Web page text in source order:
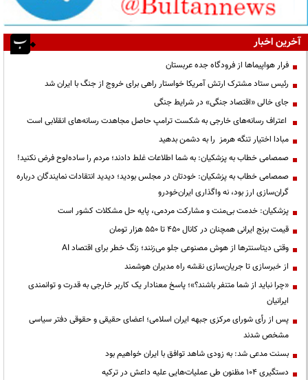
آخرین اخبار
فرار هواپیماها از فرودگاه جده عربستان
رئیس ستاد مشترک ارتش آمریکا خواستار راهی برای خروج از جنگ با ایران شد
جای خالی «اقتصاد جنگی» در شرایط جنگی
اعتراف رسانه‌های خارجی به شکست ترامپ حاصل مجاهدت رسانه‌های انقلابی است
مبادا اختیار تنگه هرمز را به دشمن بدهید
صمصامی خطاب به پزشکیان: به شما اطلاعات غلط دادند؛ مردم را ساده‌لوح فرض نکنید!
صمصامی خطاب به پزشکیان: خودتان در مجلس بودید؛ دیدید انتقادات نمایندگان درباره
گران‌سازی ارز بود، نه واگذاری ایران‌خودرو
پزشکیان: خدمت بی‌منت و مشارکت مردمی، پایه حل مشکلات کشور است
قیمت‌ برنج ایرانی همچنان در کانال ۴۵۰ تا ۵۵۰ هزار تومان
وقتی دیتاسنترها از هوش مصنوعی جلو می‌زنند؛ زنگ خطر برای اقتصاد AI
از خبرسازی تا جریان‌سازی نقشه راه مدیران هوشمند
«چرا نباید از شما متنفر باشند؟»؛ پاسخ معنادار یک کاربر خارجی به قدرت و توانمندی
ایرانیان
پس از رأی شورای مرکزی جبهه ایران اسلامی؛ اعضای حقیقی و حقوقی دفتر سیاسی
مشخص شدند
بسنت مدعی شد: به زودی شاهد توافق با ایران خواهیم بود
دستگیری ۱۰۴ مظنون طی عملیات‌هایی علیه داعش در ترکیه